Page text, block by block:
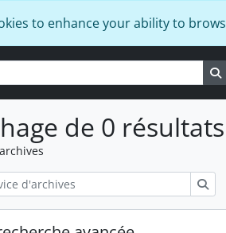
to enhance your ability to
de 0 résultats